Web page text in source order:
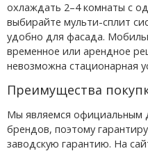
охлаждать 2–4 комнаты с
выбирайте мульти-сплит
удобно для фасада.
временное или арендное
невозможна стационарная
Преимущества
Мы являемся официальным
брендов, поэтому
заводскую гарантию. На